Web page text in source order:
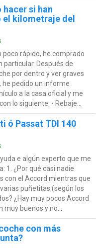
hacer si han
el kilometraje del
poco rápido, he comprado
particular. Después de
por dentro y ver graves
he pedido un informe
a la casa oficial y me
lo siguiente: - Rebaje...
ó Passat TDI 140
e algún experto que me
1. ¿Por qué casi nadie
con el Accord mientras que
puñetitas (según los
¿Hay muy pocos Accord
buenos y no...
con más